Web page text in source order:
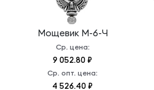
Мощевик М-6-Ч
Ср. цена:
9 052.80 ₽
Ср. опт. цена:
4 526.40 ₽